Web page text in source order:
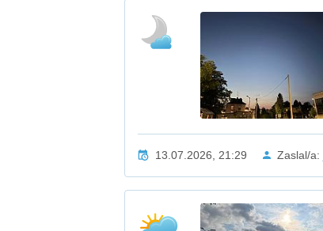
13.07.2026, 21:29 Zaslal/a: